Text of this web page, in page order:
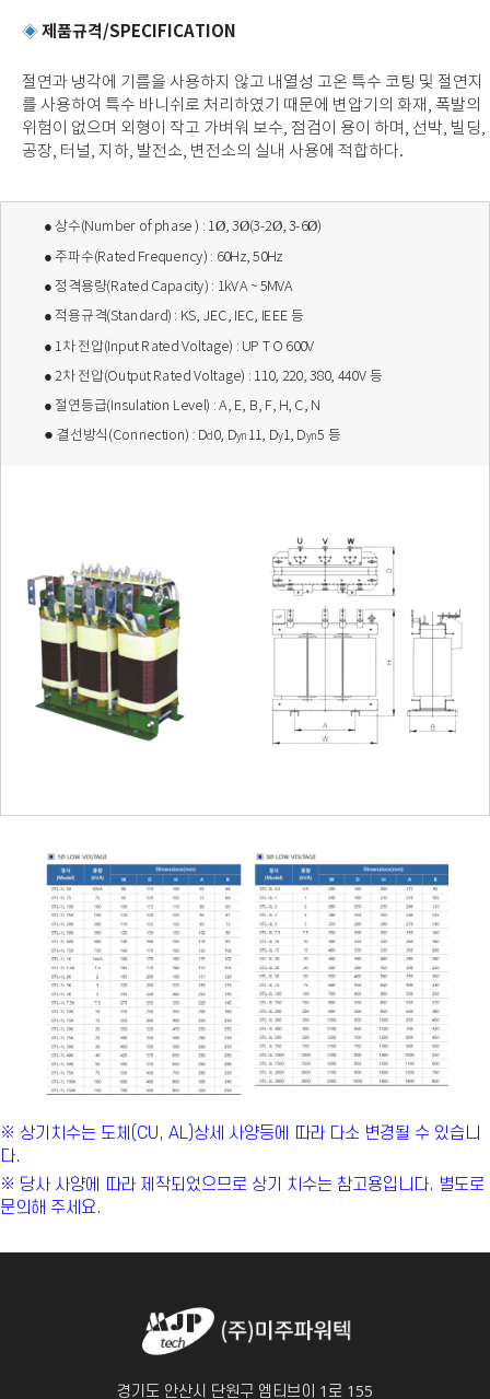
◈제품규격/SPECIFICATION
절연과 냉각에 기름을 사용하지 않고 내열성 고온 특수 코팅 및 절연지
를 사용하여 특수 바니쉬로 처리하였기 때문에 변압기의 화재, 폭발의
위험이 없으며 외형이 작고 가벼워 보수, 점검이 용이 하며, 선박, 빌딩,
공장, 터널, 지하, 발전소, 변전소의 실내 사용에 적합하다.
● 상수(Number of phase ) : 1Ø, 3Ø(3-2Ø, 3-6Ø)
● 주파수(Rated Frequency) : 60Hz, 50Hz
● 정격용량(Rated Capacity) : 1kVA ~ 5MVA
● 적용규격(Standard) : KS, JEC, IEC, IEEE 등
● 1차 전압(Input Rated Voltage) : UP TO 600V
● 2차 전압(Output Rated Voltage) : 110, 220, 380, 440V 등
● 절연등급(Insulation Level) : A, E, B, F, H, C, N
● 결선방식(Connection) : Dd 0, Dyn 11, Dy1, Dyn5 등
※ 상기치수는 도체(CU, AL)상세 사양등에 따라 다소 변경될 수 있습니
다.
※ 당사 사양에 따라 제작되었으므로 상기 치수는 참고용입니다. 별도로
문의해 주세요.
경기도 안산시 단원구 엠티브이 1로 155